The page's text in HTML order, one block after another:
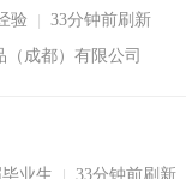
验
33分钟前刷新
成都）有限公司
业生
33分钟前刷新